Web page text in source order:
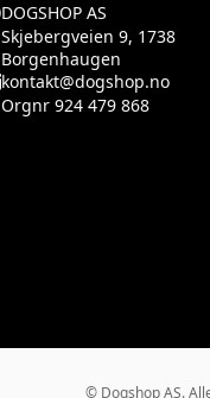
DOGSHOP AS
Skjebergveien 9, 1738
Borgenhaugen
kontakt@dogshop.no
Orgnr 924 479 868
© Dogshop AS.